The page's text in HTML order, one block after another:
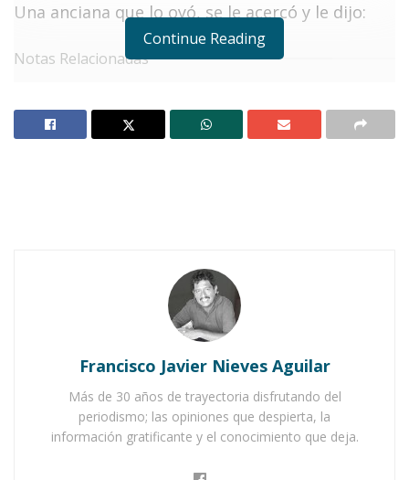
Una anciana que lo oyó, se le acercó y le dijo:
Notas Relacionadas
chocolate
¿Qué? ¿Quién es más grande que yo?
Continue Reading
Francisco Javier Nieves Aguilar
Más de 30 años de trayectoria disfrutando del
periodismo; las opiniones que despierta, la
información gratificante y el conocimiento que deja.